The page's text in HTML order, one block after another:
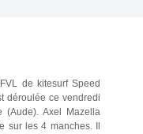
de kitesurf Speed
déroulée ce vendredi
Axel Mazella
sur les 4 manches. Il